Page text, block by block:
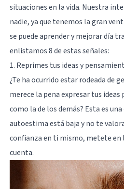
situaciones en la vida. Nuestra
nadie, ya que tenemos la gran
se puede aprender y mejorar día
enlistamos 8 de estas señales:
1. Reprimes tus ideas y
¿Te ha ocurrido estar rodeada de
merece la pena expresar tus
como la de los demás? Esta es
autoestima está baja y no te
confianza en ti mismo, metete en
cuenta.